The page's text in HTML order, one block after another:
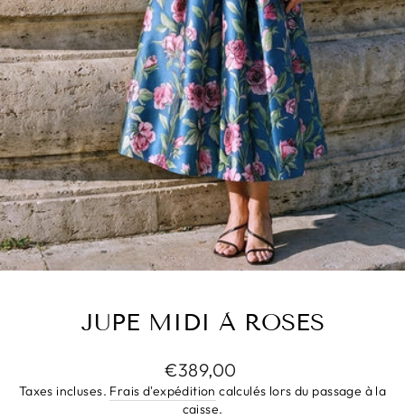
JUPE MIDI À ROSES
Prix
régulier
€389,00
Taxes incluses. Frais d'expédition calculés lors du passage à la
caisse.